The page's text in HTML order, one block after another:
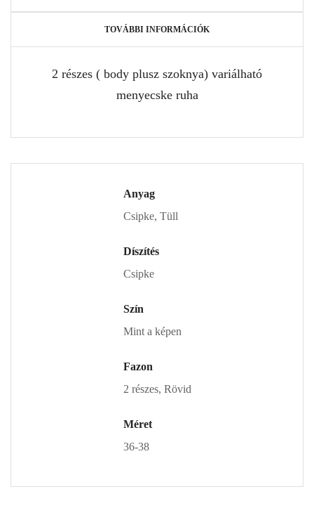
TOVÁBBI INFORMÁCIÓK
2 részes ( body plusz szoknya) variálható
menyecske ruha
Anyag
Csipke, Tüll
Díszítés
Csipke
Szín
Mint a képen
Fazon
2 részes, Rövid
Méret
36-38